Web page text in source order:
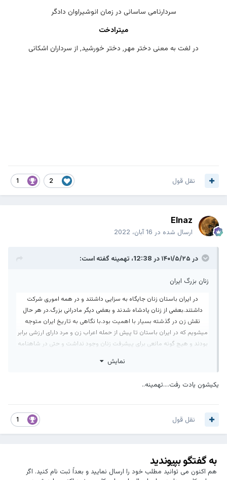
سردارنامی ساسانی در زمان انوشیراوان دادگر
میترادخت
در لغت به معنی دختر مهر٬‌ دختر خورشید٬ ‌از سرداران اشکانی
2 نقل قول
Elnaz
ارسال شده در 16 آبان، 2022
در ۱۴۰۱/۵/۲۵ در 12:38، تهمینهگفته است:
زنان بزرگ ایران
در ایران باستان زنان جایگاه به سزایی داشتند و در همه اموری شرکت
داشتند.بعضی از زنان پادشاه شدند و بعضی دیگر مادرانی بزرگ.در هر حال
نقش زن در گذشته بسیار با اهمیت بود.با نگاهی به تاریخ ایران متوجه
میشویم که در ایران باستان تا پیش از حمله اعراب زن و مرد دارای ارزشی برابر
بودند و هیچ گونه مانعی برای پیشرفت زنان وجود نداشت و حتی در شاهنامه
به بررسی نام و زندگی چند زن در تاریخ ایران که به بالاترین مقامات سیاسی و
تاریخ و تمدن اصیل ایرانی ارزش زن و مرد برابر است.
پادشاه ماد که همسر کمبوجیه پدر کوروش کبیر شد و از این وصلت
کوروش متولد گردید.او در تربیت و نیز انتقال قدرت به کوروش سهم
بسیار موثری داشت.ماندانا اولین مدرسه جمعی که در آن برگزیدگانی
نمایش
یکیشون یادت رفت....تهمینه..
نقل قول
به گفتگو بپیوندید
هم اکنون می توانید مطلب خود را ارسال نمایید و بعداً ثبت نام کنید. اگر